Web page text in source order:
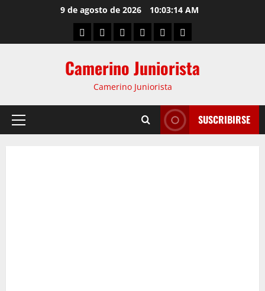
9 de agosto de 2026 10:03:15 AM
Camerino Juniorista
Camerino Juniorista
SUSCRIBIRSE